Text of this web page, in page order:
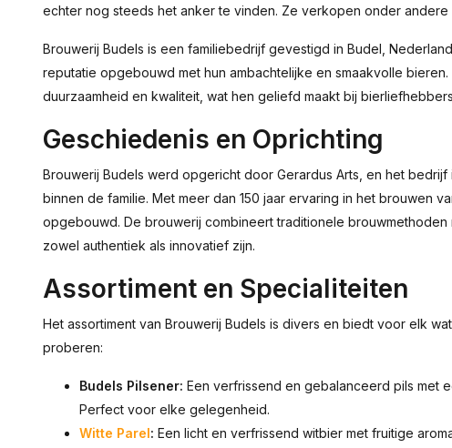
echter nog steeds het anker te vinden. Ze verkopen onder andere
Brouwerij Budels is een familiebedrijf gevestigd in Budel,
reputatie opgebouwd met hun ambachtelijke en smaakvolle
duurzaamheid en kwaliteit, wat hen geliefd maakt bij
Geschiedenis en Oprichting
Brouwerij Budels werd opgericht door Gerardus Arts, en het
binnen de familie. Met meer dan 150 jaar ervaring in het brouwen
opgebouwd. De brouwerij combineert traditionele
zowel authentiek als innovatief zijn.
Assortiment en Specialiteiten
Het assortiment van Brouwerij Budels is divers en biedt voor elk
proberen:
Budels Pilsener: Een verfrissend en gebalanceerd pils met
Perfect voor elke gelegenheid.
Witte Parel: Een licht en verfrissend witbier met fruitige